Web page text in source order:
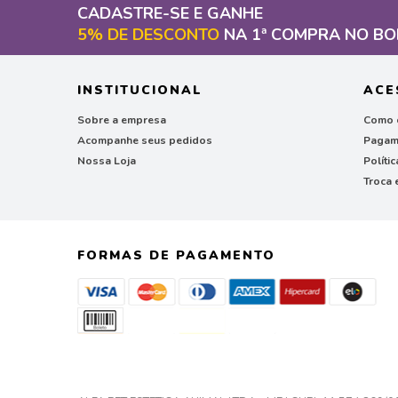
CADASTRE-SE E GANHE
5% DE DESCONTO NA 1ª COMPRA NO
INSTITUCIONAL
Sobre a empresa
Acompanhe seus pedidos
Nossa Loja
Como
Troca
FORMAS DE PAGAMENTO